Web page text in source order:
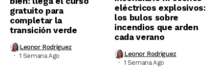
gratuito para
completar la
transición verde
Leonor Rodríguez
1 Semana Ago
eléctricos explosivos:
los bulos sobre
incendios que arden
cada verano
Leonor Rodríguez
1 Semana Ago